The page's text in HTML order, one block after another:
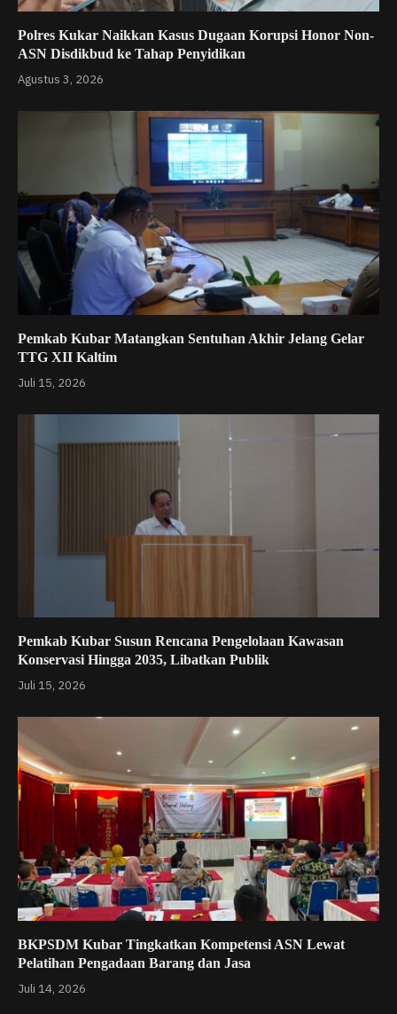
Polres Kukar Naikkan Kasus Dugaan Korupsi Honor Non-
ASN Disdikbud ke Tahap Penyidikan
Agustus 3, 2026
Pemkab Kubar Matangkan Sentuhan Akhir Jelang Gelar
TTG XII Kaltim
Juli 15, 2026
Pemkab Kubar Susun Rencana Pengelolaan Kawasan
Konservasi Hingga 2035, Libatkan Publik
Juli 15, 2026
BKPSDM Kubar Tingkatkan Kompetensi ASN Lewat
Pelatihan Pengadaan Barang dan Jasa
Juli 14, 2026